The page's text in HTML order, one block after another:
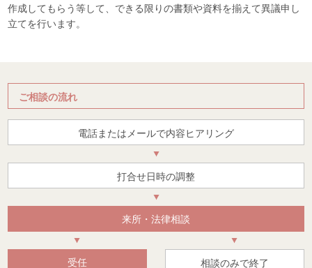
作成してもらう等して、できる限りの書類や資料を揃えて異議申し
立てを行います。
ご相談の流れ
電話またはメールで内容ヒアリング
打合せ日時の調整
来所・法律相談
受任 相談のみで終了